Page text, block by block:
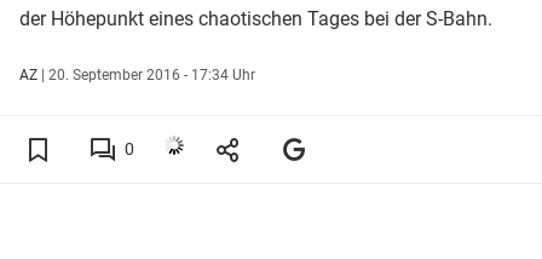
der Höhepunkt eines chaotischen Tages bei der S-Bahn.
AZ | 20. September 2016 - 17:34 Uhr
0